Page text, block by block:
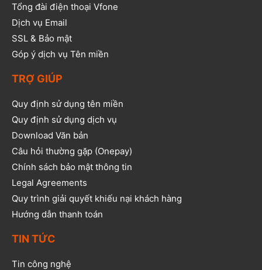
Tổng đài điện thoại Vfone
Dịch vụ Email
SSL & Bảo mật
Góp ý dịch vụ Tên miền
TRỢ GIÚP
Quy định sử dụng tên miền
Quy định sử dụng dịch vụ
Download Văn bản
Câu hỏi thường gặp (Onepay)
Chính sách bảo mật thông tin
Legal Agreements
Quy trình giải quyết khiếu nại khách hàng
Hướng dẫn thanh toán
TIN TỨC
Tin công nghệ